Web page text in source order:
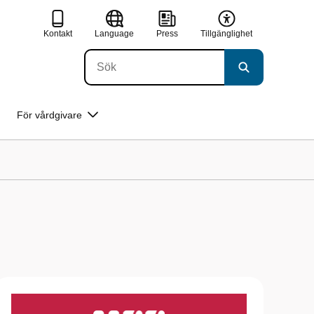
Kontakt Language Press Tillgänglighet
För vårdgivare